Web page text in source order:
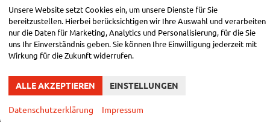
Modelle
GEPRÜFTE QUALITÄT - WIR SIND MITGLIED DES
BUNDESVERBAND FREIER KFZ-HÄNDLER
vorhanden
Trotz sorgfältiger Kontrolle der Inhalte übernehmen wir keine
Haftung für eventuelle Eingabefehler in der Anzeige
Verlängerung der Herstellergarantie auf 5 Jahre bis max.
Unsere Website setzt Cookies ein, um unsere Dienste für Sie
bereitzustellen. Hierbei berücksichtigen wir Ihre Auswahl und verarbeiten
nur die Daten für Marketing, Analytics und Personalisierung, für die Sie
uns Ihr Einverständnis geben. Sie können Ihre Einwilligung jederzeit mit
Wirkung für die Zukunft widerrufen.
ALLE AKZEPTIEREN EINSTELLUNGEN
Datenschutzerklärung Impressum